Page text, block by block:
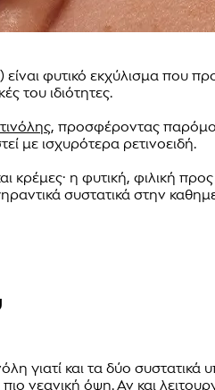
φυτικό εκχύλισμα που
του ιδιότητες.
, προσφέροντας
με ισχυρότερα ρετινοειδή.
κρέμες· η φυτική, φιλική
συστατικά στην
γιατί και τα δύο
πιο νεανική όψη. Αν και